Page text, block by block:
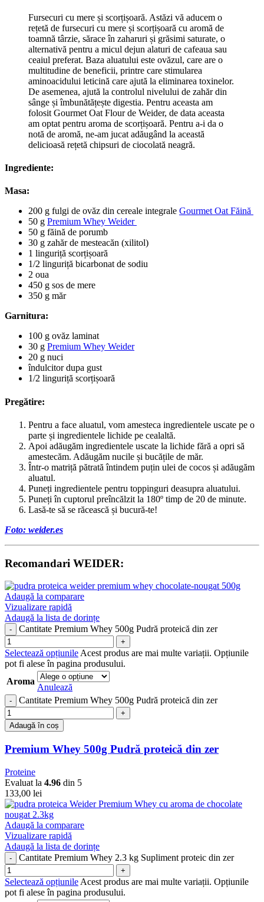
Fursecuri cu mere și scorțișoară. Astăzi vă aducem o
rețetă de fursecuri cu mere și scorțișoară cu aromă de
toamnă târzie, sărace în zaharuri și grăsimi saturate, o
alternativă pentru a micul dejun alaturi de cafeaua sau
ceaiul preferat. Baza aluatului este ovăzul, care are o
multitudine de beneficii, printre care stimularea
aminoacidului leticină care ajută la eliminarea toxinelor.
De asemenea, ajută la controlul nivelului de zahăr din
sânge și îmbunătățește digestia. Pentru aceasta am
folosit Gourmet Oat Flour de Weider, de data aceasta
am optat pentru aroma de scorțișoară. Pentru a-i da o
notă de aromă, ne-am jucat adăugând la această
delicioasă rețetă chipsuri de ciocolată neagră.
Ingrediente:
Masa:
200 g fulgi de ovăz din cereale integrale Gourmet Oat Făină
50 g Premium Whey Weider
50 g făină de porumb
30 g zahăr de mesteacăn (xilitol)
1 linguriță scorțișoară
1/2 linguriță bicarbonat de sodiu
2 oua
450 g sos de mere
350 g măr
Garnitura:
100 g ovăz laminat
30 g Premium Whey Weider
20 g nuci
îndulcitor dupa gust
1/2 linguriță scorțișoară
Pregătire:
Pentru a face aluatul, vom amesteca ingredientele uscate pe o
parte și ingredientele lichide pe cealaltă.
Apoi adăugăm ingredientele uscate la lichide fără a opri să
amestecăm. Adăugăm nucile și bucățile de măr.
Într-o matriță pătrată întindem puțin ulei de cocos și adăugăm
aluatul.
Puneți ingredientele pentru toppinguri deasupra aluatului.
Puneți în cuptorul preîncălzit la 180º timp de 20 de minute.
Lasă-te să se răcească și bucură-te!
Foto: weider.es
Recomandari WEIDER:
Adaugă la comparare
Vizualizare rapidă
Adaugă la lista de dorințe
Cantitate Premium Whey 500g Pudră proteică din zer
Selectează opțiunile Acest produs are mai multe variații. Opțiunile
pot fi alese în pagina produsului.
Aroma
Anulează
Cantitate Premium Whey 500g Pudră proteică din zer
Adaugă în coș
Premium Whey 500g Pudră proteică din zer
Proteine
Evaluat la 4.96 din 5
133,00 lei
Adaugă la comparare
Vizualizare rapidă
Adaugă la lista de dorințe
Cantitate Premium Whey 2.3 kg Supliment proteic din zer
Selectează opțiunile Acest produs are mai multe variații. Opțiunile
pot fi alese în pagina produsului.